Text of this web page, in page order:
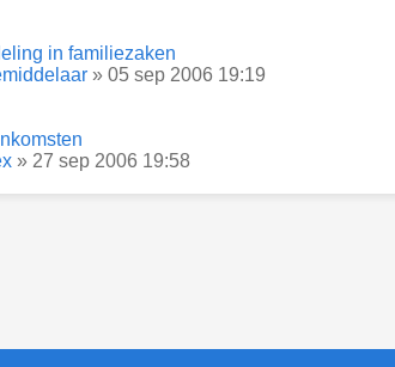
in familiezaken
» 05 sep 2006 19:19
» 27 sep 2006 19:58